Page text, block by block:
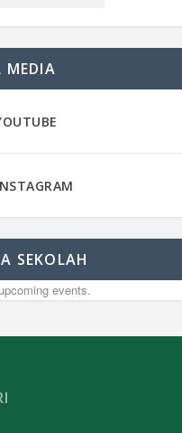
MEDIA
SEKOLAH
events.